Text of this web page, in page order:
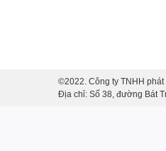
©2022. Công ty TNHH
Địa chỉ: Số 38, đường Bát